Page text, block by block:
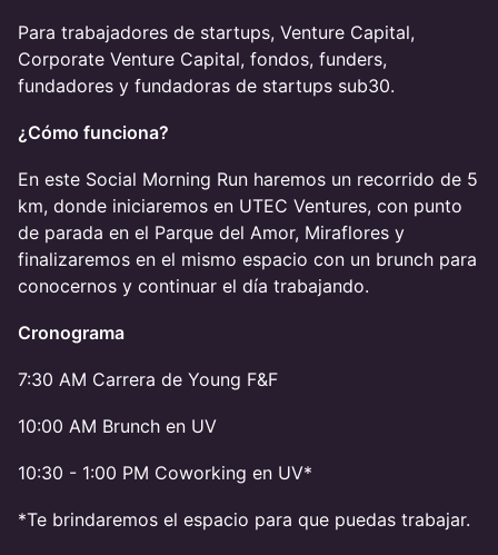
Para trabajadores de startups, Venture Capital,
Corporate Venture Capital, fondos, funders,
fundadores y fundadoras de startups sub30.
¿Cómo funciona?
​En este Social Morning Run haremos un recorrido de 5
km, donde iniciaremos en UTEC Ventures, con punto
de parada en el Parque del Amor, Miraflores y
finalizaremos en el mismo espacio con un brunch para
conocernos y continuar el día trabajando.
Cronograma
7:30 AM Carrera de Young F&F
10:00 AM Brunch en UV
​10:30 - 1:00 PM Coworking en UV*
​*Te brindaremos el espacio para que puedas trabajar.